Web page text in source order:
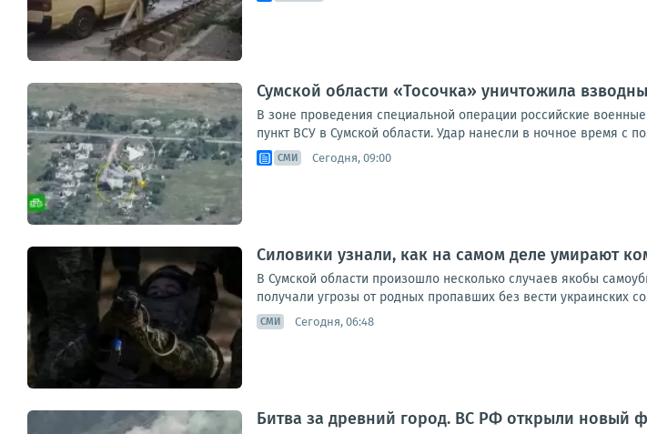
Сумской области «Тосочка» уничтожила
В зоне проведения специальной операции российские
пункт ВСУ в Сумской области. Удар нанесли в ночное время с
СМИ Сегодня, 09:00
Силовики узнали, как на самом деле умирают
В Сумской области произошло несколько случаев якобы
получали угрозы от родных пропавших без вести украинских
СМИ Сегодня, 06:48
Битва за древний город. ВС РФ открыли новый